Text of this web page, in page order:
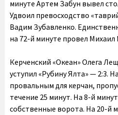
минуте Артем Забун вывел
Удвоил превосходство
Вадим Зубавленко.
на 72-й минуте провел Михаил
Керченский «Океан» Олега
уступил «Рубину Ялта» — 2:3.
провальным для керчан,
течение 25 минут. На 8-й
собственные ворота. На 20-й